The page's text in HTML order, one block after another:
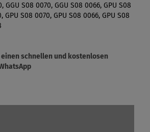
GGU S08 0070, GGU S08 0066, GPU S08
GPU S08 0070, GPU S08 0066, GPU S08
schnellen und kostenlosen